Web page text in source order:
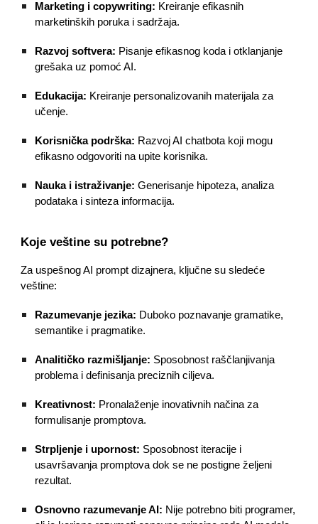
Marketing i copywriting: Kreiranje efikasnih
marketinških poruka i sadržaja.
Razvoj softvera: Pisanje efikasnog koda i otklanjanje
grešaka uz pomoć AI.
Edukacija: Kreiranje personalizovanih materijala za
učenje.
Korisnička podrška: Razvoj AI chatbota koji mogu
efikasno odgovoriti na upite korisnika.
Nauka i istraživanje: Generisanje hipoteza, analiza
podataka i sinteza informacija.
Koje veštine su potrebne?
Za uspešnog AI prompt dizajnera, ključne su sledeće
veštine:
Razumevanje jezika: Duboko poznavanje gramatike,
semantike i pragmatike.
Analitičko razmišljanje: Sposobnost raščlanjivanja
problema i definisanja preciznih ciljeva.
Kreativnost: Pronalaženje inovativnih načina za
formulisanje promptova.
Strpljenje i upornost: Sposobnost iteracije i
usavršavanja promptova dok se ne postigne željeni
rezultat.
Osnovno razumevanje AI: Nije potrebno biti programer,